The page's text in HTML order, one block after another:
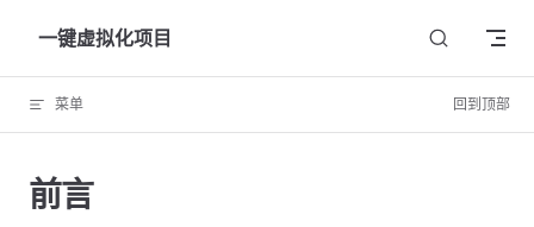
Skip to content
一键虚拟化项目
菜单 回到顶部
前言